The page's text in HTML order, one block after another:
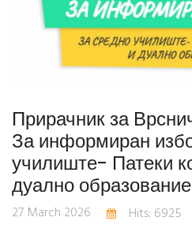
Прирачник за
За информиран
училиште- Патеки
дуално образование
27 March 2026
Hits: 6925